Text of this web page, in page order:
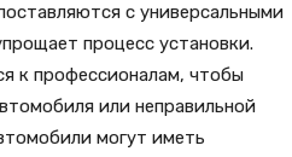
с универсальными
процесс установки.
к профессионалам, чтобы
или неправильной
могут иметь